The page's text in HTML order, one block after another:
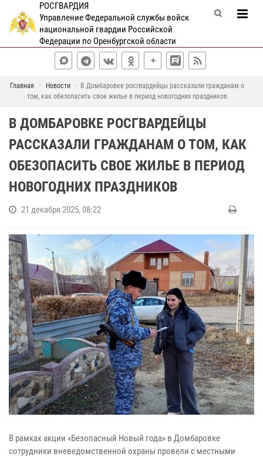
РОСГВАРДИЯ
Управление Федеральной службы войск
национальной гвардии Российской
Федерации по Оренбургской области
Главная Новости
В Домбаровке росгвардейцы рассказали гражданам о
том, как обезопасить свое жилье в период новогодних праздников
В ДОМБАРОВКЕ РОСГВАРДЕЙЦЫ
РАССКАЗАЛИ ГРАЖДАНАМ О ТОМ, КАК
ОБЕЗОПАСИТЬ СВОЕ ЖИЛЬЕ В ПЕРИОД
НОВОГОДНИХ ПРАЗДНИКОВ
21 декабря 2025, 08:22
В рамках акции «Безопасный Новый года» в Домбаровке
сотрудники вневедомственной охраны провели с местными